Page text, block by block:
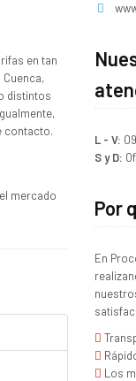
en tan
distintos
contacto.
mercado
L - V:
S y D:
Por
En
Los